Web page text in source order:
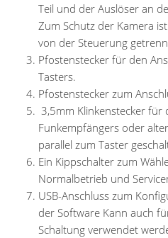
Teil und der Auslöser an
Zum Schutz der Kamera
von der Steuerung
Pfostenstecker für den
Tasters.
Pfostenstecker zum
3,5mm Klinkenstecker für
Funkempfängers oder
parallel zum Taster
Ein Kippschalter zum
Normalbetrieb und
USB-Anschluss zum
der Software Kann auch
Schaltung verwendet